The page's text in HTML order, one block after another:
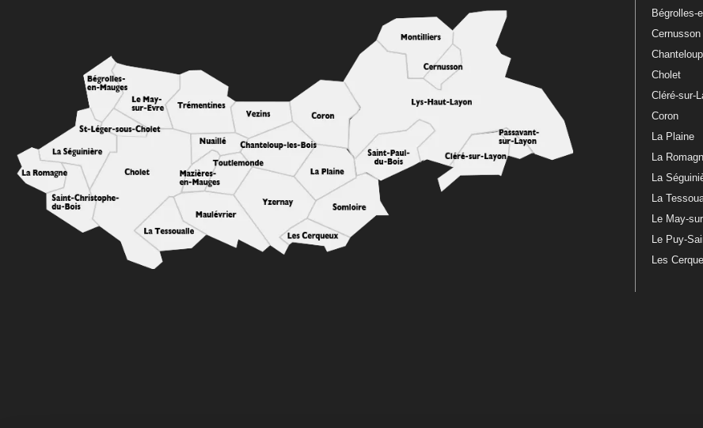
Bégrolles-
Cernusson
Cholet
Cléré-sur-
Coron
La Plaine
La
La
La
Le May-
Le Puy-
Les